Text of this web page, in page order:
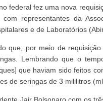
federal fez uma nova
representantes da
e de Laboratórios
que, por meio de
Lembrando que o
que haviam sido feitos
de seringas de 3 mililitros